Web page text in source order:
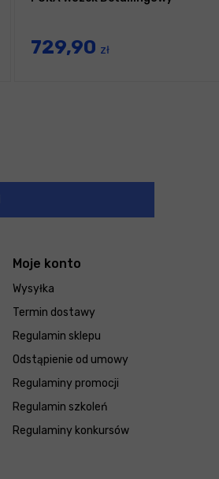
729,90 zł
Moje konto
Wysyłka
Termin dostawy
Regulamin sklepu
Odstąpienie od umowy
Regulaminy promocji
Regulamin szkoleń
Regulaminy konkursów